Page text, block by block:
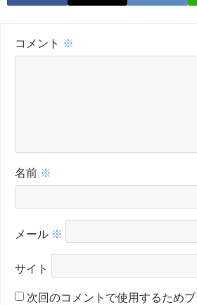
コメント ※
名前 ※
メール ※
サイト
次回のコメントで使用するため